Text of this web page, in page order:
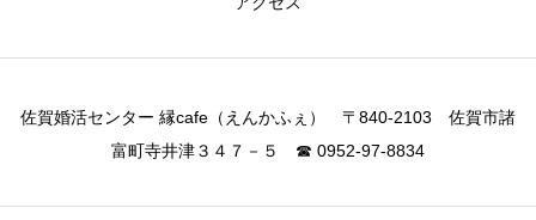
佐賀婚活センター 縁cafe（えんかふぇ） 〒840-2103 佐賀市諸
富町寺井津３４７－５ ☎ 0952-97-8834